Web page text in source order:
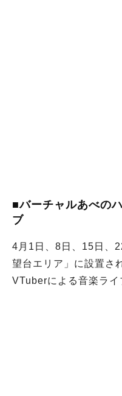
■バーチャルあべの
ブ
4月1日、8日、15日、
望台エリア」に設置さ
VTuberによる音楽ライ